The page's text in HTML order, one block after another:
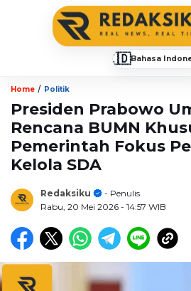
🇮🇩Bahasa
Home / Politik
Presiden Prabowo
Rencana BUMN
Pemerintah Fokus
Kelola SDA
Redaksiku
- Penulis
Rabu, 20 Mei 2026 - 14:57 WIB